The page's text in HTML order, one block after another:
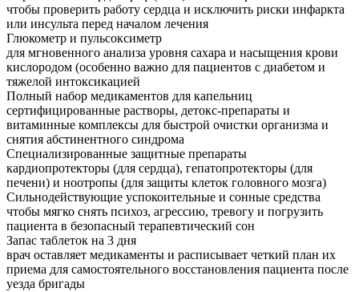
чтобы проверить работу сердца и исключить риски инфаркта
или инсульта перед началом лечения
Глюкометр и пульсоксиметр
для мгновенного анализа уровня сахара и насыщения крови
кислородом (особенно важно для пациентов с диабетом и
тяжелой интоксикацией
Полный набор медикаментов для капельниц
сертифицированные растворы, детокс-препараты и
витаминные комплексы для быстрой очистки организма и
снятия абстинентного синдрома
Специализированные защитные препараты
кардиопротекторы (для сердца), гепатопротекторы (для
печени) и ноотропы (для защиты клеток головного мозга)
Сильнодействующие успокоительные и сонные средства
чтобы мягко снять психоз, агрессию, тревогу и погрузить
пациента в безопасный терапевтический сон
Запас таблеток на 3 дня
врач оставляет медикаменты и расписывает четкий план их
приема для самостоятельного восстановления пациента после
уезда бригады